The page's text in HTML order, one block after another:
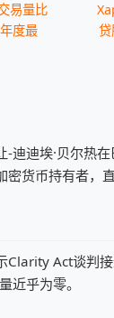
易量比
度最
-迪迪埃·贝尔热
密货币持有者，
Clarity Act谈判
近乎为零。